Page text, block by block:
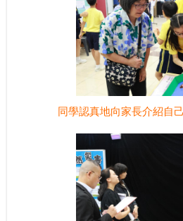
同學認真地向家長介紹自